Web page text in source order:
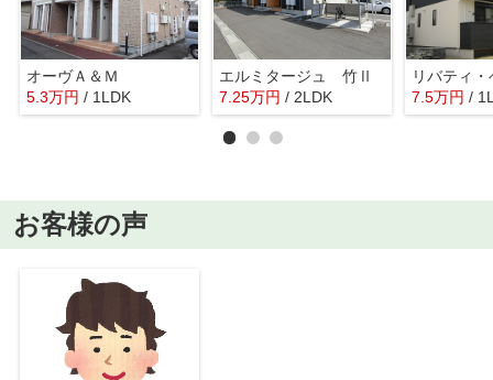
オーヴＡ＆Ｍ
5.3万円 / 1LDK
エルミタージュ 竹Ⅱ
7.25万円 / 2LDK
リバティ・
7.5万円 /
お客様の声